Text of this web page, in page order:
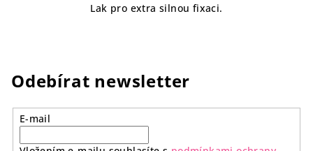
z
Lak pro extra silnou fixaci.
Odebírat newsletter
E-mail